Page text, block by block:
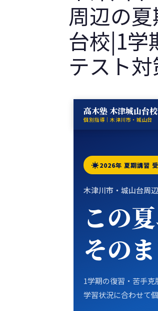
周辺の
台校|1学
テスト
高木塾 木津城山台校
個別指導｜木津川市・城山台
2026年 夏期講習
木津川市・城山台周
この夏
その
1学期の復習・苦手
学習状況に合わせて